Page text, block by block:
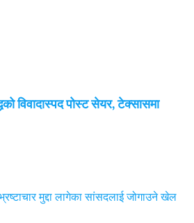
विवादास्पद पोस्ट सेयर, टेक्सासमा